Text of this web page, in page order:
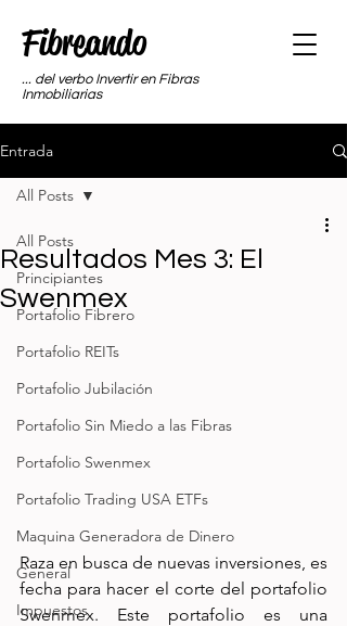
Fibreando
... del verbo Invertir en Fibras
Inmobiliarias
Entrada
All Posts
Principiantes
Portafolio Fibrero
Portafolio REITs
Portafolio Jubilación
Portafolio Sin Miedo a las Fibras
Portafolio Swenmex
Portafolio Trading USA ETFs
Maquina Generadora de Dinero
General
Impuestos
All Posts
Resultados Mes 3: El
Swenmex
Raza en busca de nuevas inversiones, es
fecha para hacer el corte del portafolio
Swenmex. Este portafolio es una